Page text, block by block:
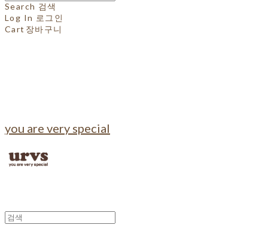
Search 검색
Log In 로그인
Cart 장바구니
you are very special